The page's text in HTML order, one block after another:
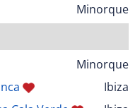
Minorque
Minorque
Ibiza